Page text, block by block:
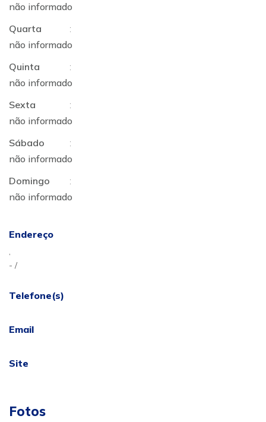
não informado
Quarta
:
não informado
Quinta
:
não informado
Sexta
:
não informado
Sábado
:
não informado
Domingo
:
não informado
Endereço
,
- /
Telefone(s)
Email
Site
Fotos